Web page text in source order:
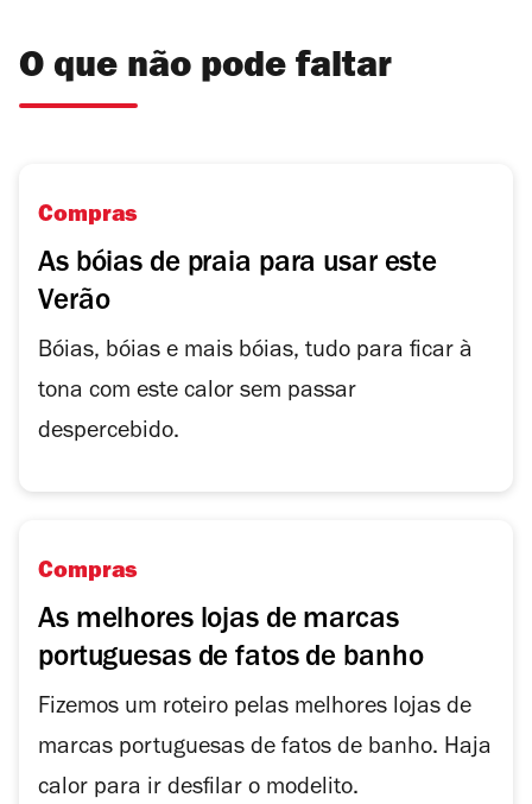
O que não pode faltar
Compras
As bóias de praia para usar este
Verão
Bóias, bóias e mais bóias, tudo para ficar à
tona com este calor sem passar
despercebido.
Compras
As melhores lojas de marcas
portuguesas de fatos de banho
Fizemos um roteiro pelas melhores lojas de
marcas portuguesas de fatos de banho. Haja
calor para ir desfilar o modelito.